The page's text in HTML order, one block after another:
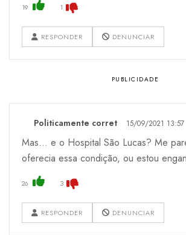
19 1
RESPONDER DENUNCIAR
Politicamente corret 15/09/2021 13:57
Mas... e o Hospital São Lucas? Me
oferecia essa condição, ou estou
26 3
RESPONDER DENUNCIAR